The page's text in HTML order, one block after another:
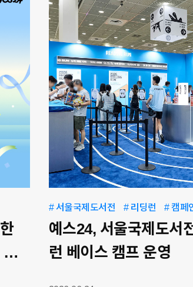
젊
# 서울국제도서전 # 리딩런 # 캠페
예스24, 서울국제도서
런 베이스 캠프 운영